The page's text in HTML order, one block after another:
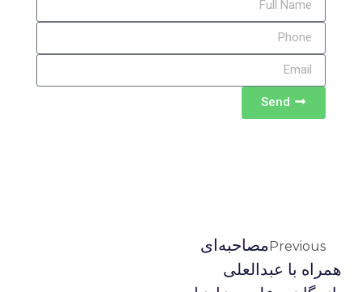
Send
Previousمصاحبه‌اى
همراه با عبدالعلى